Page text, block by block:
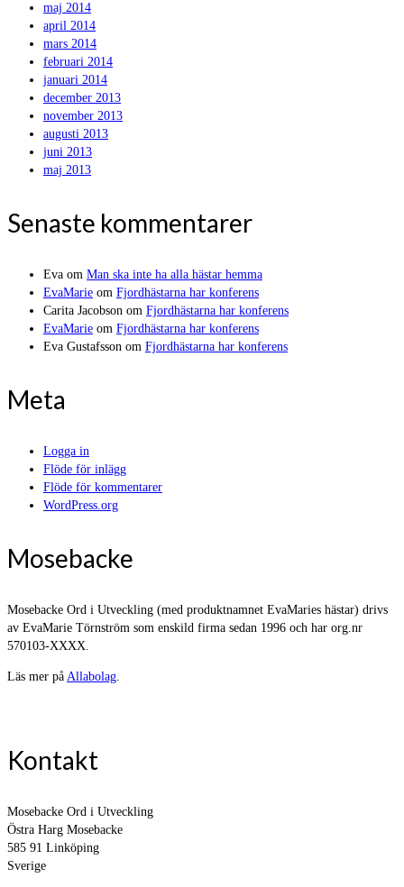
maj 2014
april 2014
mars 2014
februari 2014
januari 2014
december 2013
november 2013
augusti 2013
juni 2013
maj 2013
Senaste kommentarer
Eva om Man ska inte ha alla hästar hemma
EvaMarie om Fjordhästarna har konferens
Carita Jacobson om Fjordhästarna har konferens
EvaMarie om Fjordhästarna har konferens
Eva Gustafsson om Fjordhästarna har konferens
Meta
Logga in
Flöde för inlägg
Flöde för kommentarer
WordPress.org
Mosebacke
Mosebacke Ord i Utveckling (med produktnamnet EvaMaries hästar) drivs
av EvaMarie Törnström som enskild firma sedan 1996 och har org.nr
570103-XXXX.
Läs mer på Allabolag.
Kontakt
Mosebacke Ord i Utveckling
Östra Harg Mosebacke
585 91 Linköping
Sverige